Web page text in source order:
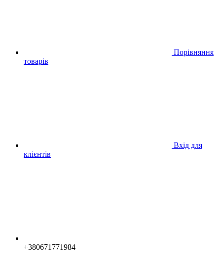
Порівняння
товарів
Вхід для
клієнтів
+380671771984